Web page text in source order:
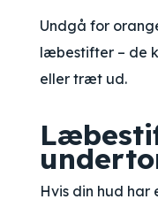
Undgå for
læbestifter – de
eller træt ud.
Hvis din hud